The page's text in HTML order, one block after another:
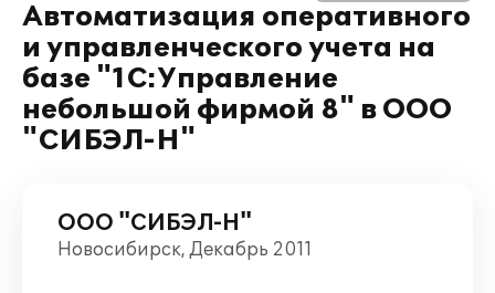
Автоматизация оперативного
и управленческого учета на
базе "1С:Управление
небольшой фирмой 8" в ООО
"СИБЭЛ-Н"
ООО "СИБЭЛ-Н"
Новосибирск, Декабрь 2011